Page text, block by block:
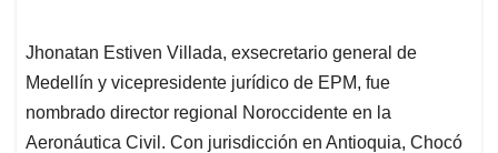
Jhonatan Estiven Villada, exsecretario general de
Medellín y vicepresidente jurídico de EPM, fue
nombrado director regional Noroccidente en la
Aeronáutica Civil. Con jurisdicción en Antioquia, Chocó